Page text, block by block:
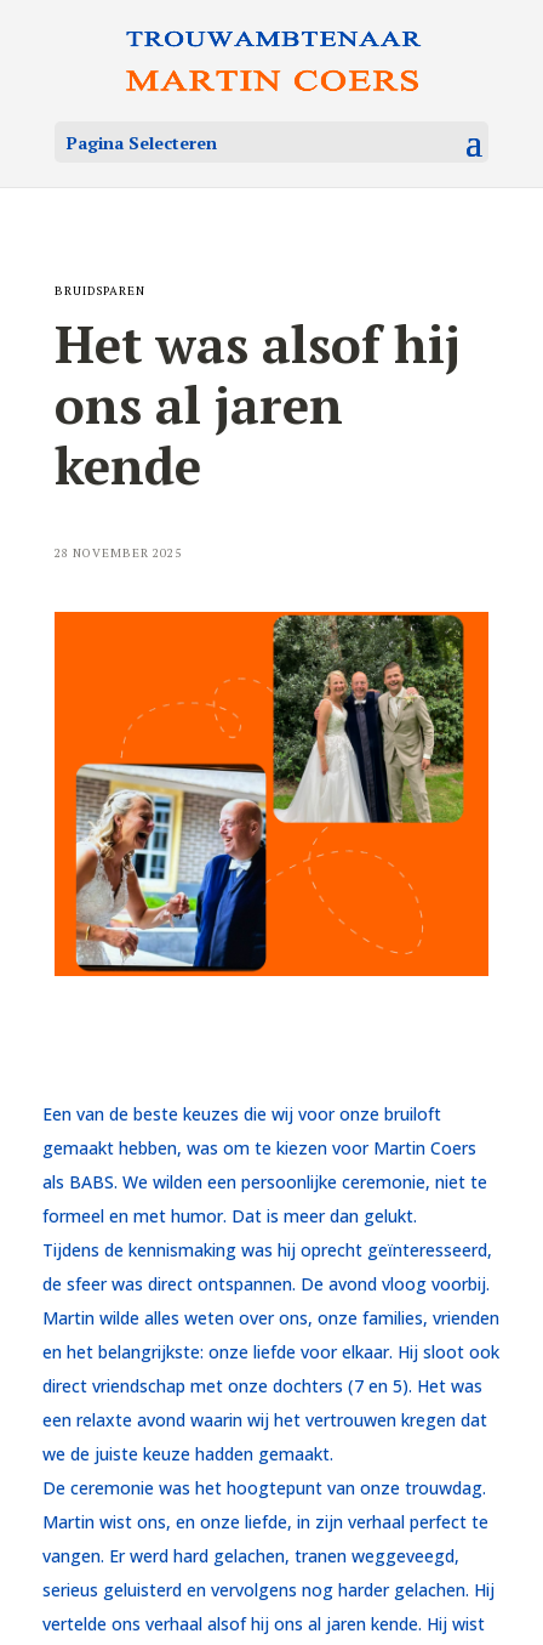
Pagina Selecteren
BRUIDSPAREN
Het was alsof hij
ons al jaren
kende
28 NOVEMBER 2025
Een van de beste keuzes die wij voor onze bruiloft
gemaakt hebben, was om te kiezen voor Martin Coers
als BABS. We wilden een persoonlijke ceremonie, niet te
formeel en met humor. Dat is meer dan gelukt.
Tijdens de kennismaking was hij oprecht geïnteresseerd,
de sfeer was direct ontspannen. De avond vloog voorbij.
Martin wilde alles weten over ons, onze families, vrienden
en het belangrijkste: onze liefde voor elkaar. Hij sloot ook
direct vriendschap met onze dochters (7 en 5). Het was
een relaxte avond waarin wij het vertrouwen kregen dat
we de juiste keuze hadden gemaakt.
De ceremonie was het hoogtepunt van onze trouwdag.
Martin wist ons, en onze liefde, in zijn verhaal perfect te
vangen. Er werd hard gelachen, tranen weggeveegd,
serieus geluisterd en vervolgens nog harder gelachen. Hij
vertelde ons verhaal alsof hij ons al jaren kende. Hij wist